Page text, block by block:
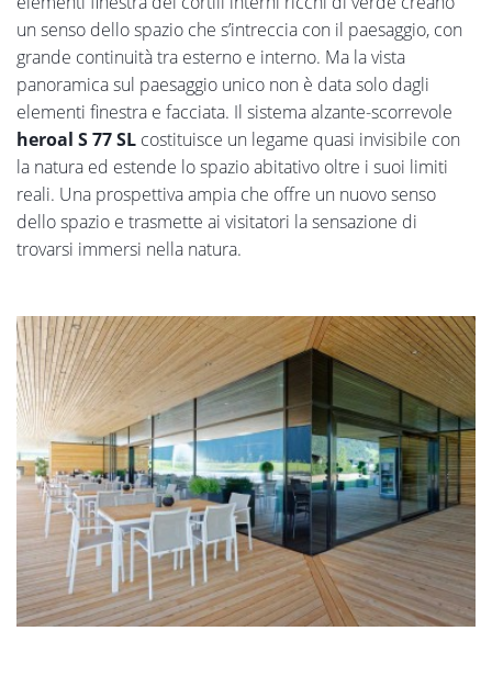
un senso dello spazio che s’intreccia con il paesaggio, con
grande continuità tra esterno e interno. Ma la vista
panoramica sul paesaggio unico non è data solo dagli
elementi finestra e facciata. Il sistema alzante-scorrevole
heroal S 77 SL costituisce un legame quasi invisibile con
la natura ed estende lo spazio abitativo oltre i suoi limiti
reali. Una prospettiva ampia che offre un nuovo senso
dello spazio e trasmette ai visitatori la sensazione di
trovarsi immersi nella natura.